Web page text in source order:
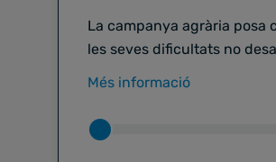
La campanya agrària posa
les seves dificultats no
espai d'acollida al municipi
conjuntament amb
Més informació